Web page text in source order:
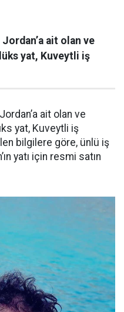
ait olan ve
yat, Kuveytli iş
ait olan ve
yat, Kuveytli iş
bilgilere göre, ünlü iş
yatı için resmi satın